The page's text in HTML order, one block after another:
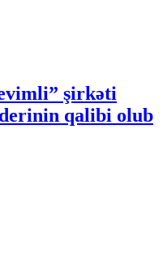
şirkəti
qalibi olub